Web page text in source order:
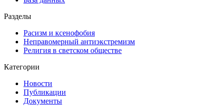
Разделы
Расизм и ксенофобия
Неправомерный антиэкстремизм
Религия в светском обществе
Категории
Новости
Публикации
Документы